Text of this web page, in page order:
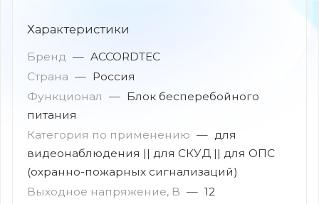
Характеристики
Бренд — ACCORDTEC
Страна — Россия
Функционал — Блок бесперебойного
питания
Категория по применению — для
видеонаблюдения || для СКУД || для ОПС
(охранно-пожарных сигнализаций)
Выходное напряжение, В — 12